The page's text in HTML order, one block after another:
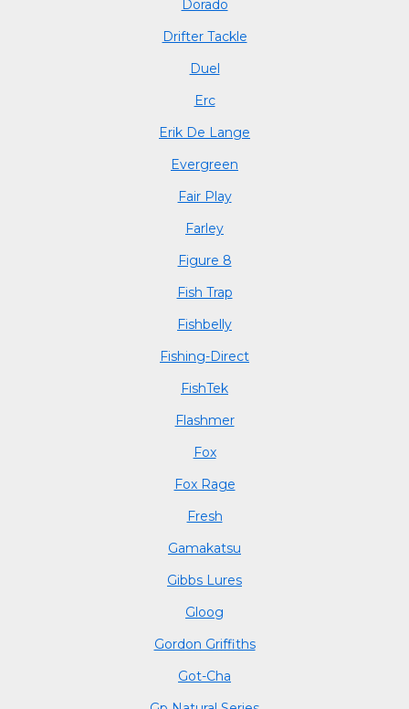
Dorado
Drifter Tackle
Duel
Erc
Erik De Lange
Evergreen
Fair Play
Farley
Figure 8
Fish Trap
Fishbelly
Fishing-Direct
FishTek
Flashmer
Fox
Fox Rage
Fresh
Gamakatsu
Gibbs Lures
Gloog
Gordon Griffiths
Got-Cha